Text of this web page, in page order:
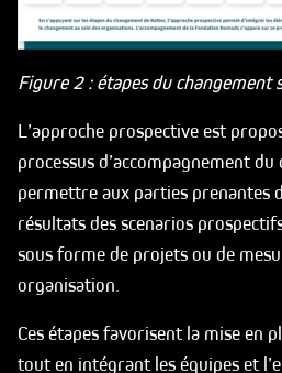
Figure 2 : étapes du changement
L’approche prospective est
processus d’accompagnement
permettre aux parties prenantes
résultats des scenarios
sous forme de projets ou de
organisation.
Ces étapes favorisent la mise en
tout en intégrant les équipes et